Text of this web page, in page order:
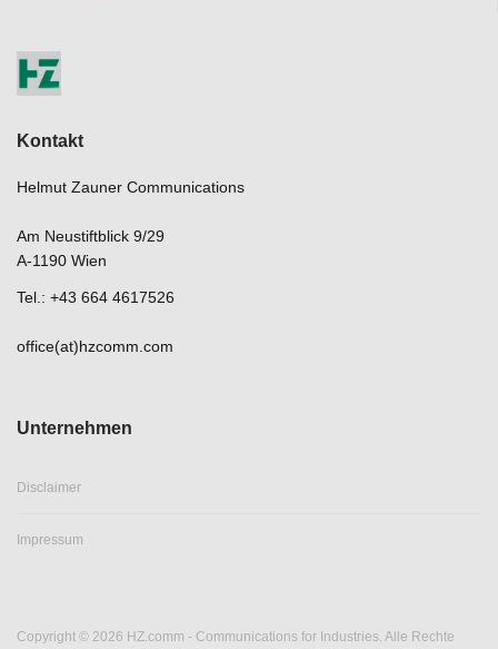
Kontakt
Helmut Zauner Communications
Am Neustiftblick 9/29
A-1190 Wien
Tel.: +43 664 4617526
office(at)hzcomm.com
Unternehmen
Disclaimer
Impressum
Copyright © 2026 HZ.comm - Communications for Industries. Alle Rechte